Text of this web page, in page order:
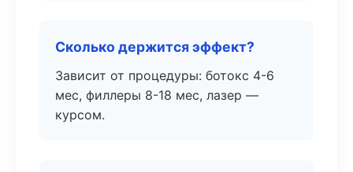
Сколько держится эффект?
Зависит от процедуры: ботокс 4-6
мес, филлеры 8-18 мес, лазер —
курсом.